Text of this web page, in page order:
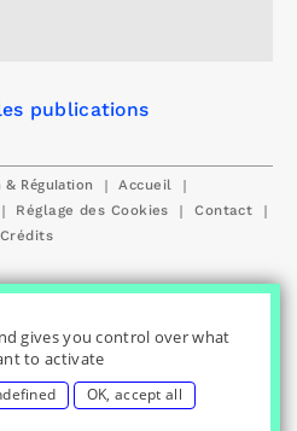
publications
Régulation | Accueil |
| Réglage des Cookies | Contact |
Crédits
gives you control over what
to activate
OK, accept all